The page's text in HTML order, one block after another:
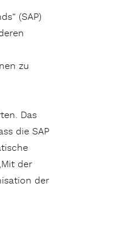
(SAP)
zu
Das
die SAP
der
der